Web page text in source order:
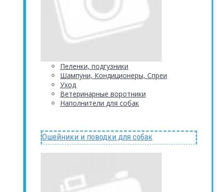
Пеленки, подгузники
Шампуни, Кондиционеры, Спреи
Уход
Ветеринарные воротники
Наполнители для собак
Ошейники и поводки для собак